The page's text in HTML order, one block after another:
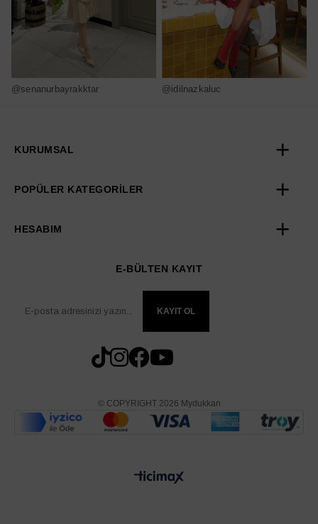
@senanurbayrakktar @idilnazkaluc
KURUMSAL
POPÜLER KATEGORİLER
HESABIM
E-BÜLTEN KAYIT
KAYIT OL
© COPYRIGHT 2026 Mydukkan